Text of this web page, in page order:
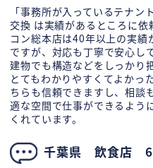
「事務所が入っているテナ
交換 は実績があるところに
コン総本店は40年以上の実績
ですが、対応も丁寧で安心し
建物でも構造などをしっかり
とてもわかりやすくてよかっ
ちらも信頼できますし、相談
適な空間で仕事ができるよう
くれています。
千葉県 飲食店